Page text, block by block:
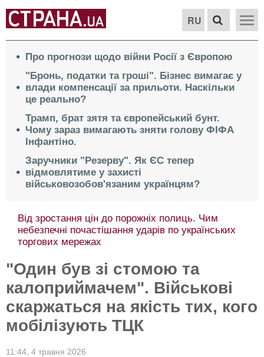
RU
Про прогнози щодо війни Росії з Європою
"Бронь, податки та гроші". Бізнес вимагає у
влади компенсації за прильоти. Наскільки
це реально?
Трамп, брат зятя та європейський бунт.
Чому зараз вимагають зняти голову ФІФА
Інфантіно.
Заручники "Резерву". Як ЄС тепер
відмовлятиме у захисті
військовозобов'язаним українцям?
Від зростання цін до порожніх полиць. Чим
небезпечні почастішання ударів по українських
торгових мережах
"Один був зі стомою та
калоприймачем". Військові
скаржаться на якість тих, кого
мобілізують ТЦК
11:44, 4 травня 2026